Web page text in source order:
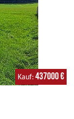
Kauf 437000 €